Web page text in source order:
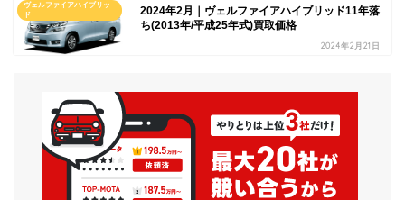
ヴェルファイアハイブリッ
ド
2024年2月｜ヴェルファイアハイブリッド11年落
ち(2013年/平成25年式)買取価格
2024年2月21日